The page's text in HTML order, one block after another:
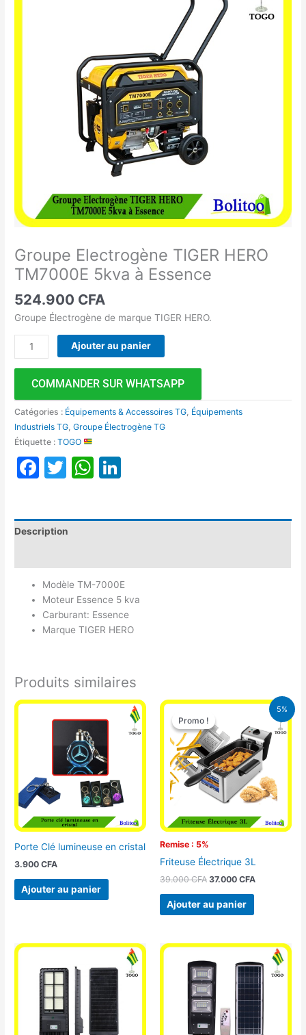
Groupe Electrogène TIGER HERO
TM7000E 5kva à Essence
524.900 CFA
Groupe Électrogène de marque TIGER HERO.
Ajouter au panier
COMMANDER SUR WHATSAPP
Catégories : Équipements & Accessoires TG Équipements
Industriels TG ,Groupe Électrogène TG
Étiquette :TOGO
Facebook
TwitterWhatsApp
Description
Modèle TM-7000E
Moteur Essence 5 kva
Carburant: Essence
Marque TIGER HERO
Produits similaires
Porte Clé lumineuse en cristal
3.900CFA
Ajouter au panier
5%
Promo !
Remise : 5%
Promo !
Friteuse Électrique 3L
39.000CFA
Le
initial
était :
39.000 CFA.
37.000 CFA
Le
prix
actuel
est :
37.000 CFA.
Ajouter au panier